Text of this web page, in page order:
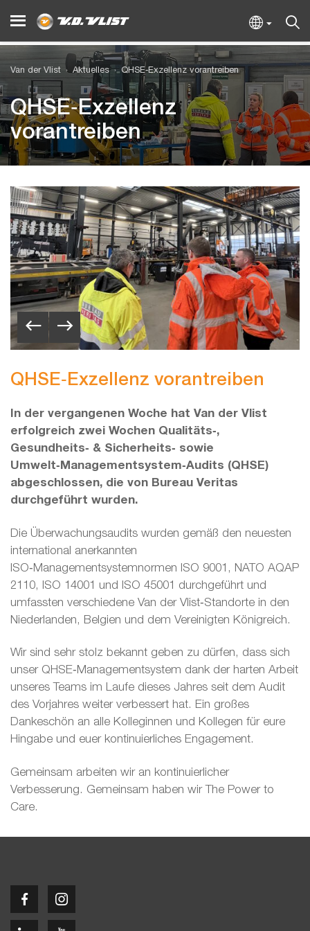
Van der Vlist Aktuelles QHSE‑Exzellenz vorantreiben
QHSE‑Exzellenz
vorantreiben
QHSE‑Exzellenz vorantreiben
In der vergangenen Woche hat Van der Vlist
erfolgreich zwei Wochen Qualitäts‑,
Gesundheits‑ & Sicherheits‑ sowie
Umwelt‑Managementsystem‑Audits (QHSE)
abgeschlossen, die von Bureau Veritas
durchgeführt wurden.
Die Überwachungsaudits wurden gemäß den neuesten
international anerkannten
ISO‑Managementsystemnormen ISO 9001, NATO AQAP
2110, ISO 14001 und ISO 45001 durchgeführt und
umfassten verschiedene Van der Vlist‑Standorte in den
Niederlanden, Belgien und dem Vereinigten Königreich.
Wir sind sehr stolz bekannt geben zu dürfen, dass sich
unser QHSE‑Managementsystem dank der harten Arbeit
unseres Teams im Laufe dieses Jahres seit dem Audit
des Vorjahres weiter verbessert hat. Ein großes
Dankeschön an alle Kolleginnen und Kollegen für eure
Hingabe und euer kontinuierliches Engagement.
Gemeinsam arbeiten wir an kontinuierlicher
Verbesserung. Gemeinsam haben wir The Power to
Care.